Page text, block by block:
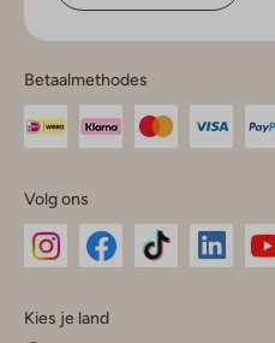
Betaalmethodes
Volg ons
InstagramFacebook
Kies je land